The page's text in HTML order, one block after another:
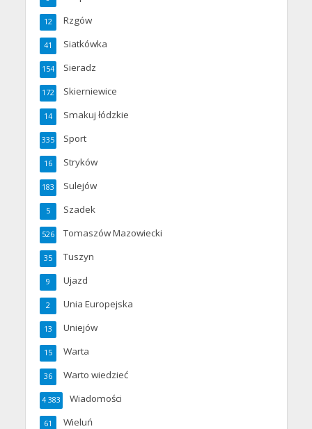
Rzgów
12
Siatkówka
41
Sieradz
154
Skierniewice
172
Smakuj łódzkie
14
Sport
335
Stryków
16
Sulejów
183
Szadek
5
Tomaszów Mazowiecki
526
Tuszyn
35
Ujazd
9
Unia Europejska
2
Uniejów
13
Warta
15
Warto wiedzieć
36
Wiadomości
4 383
Wieluń
61